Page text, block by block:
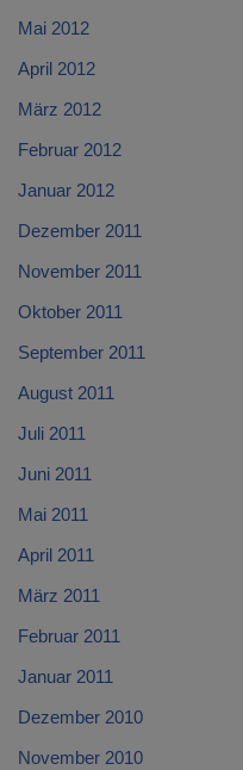
Mai 2012
April 2012
März 2012
Februar 2012
Januar 2012
Dezember 2011
November 2011
Oktober 2011
September 2011
August 2011
Juli 2011
Juni 2011
Mai 2011
April 2011
März 2011
Februar 2011
Januar 2011
Dezember 2010
November 2010